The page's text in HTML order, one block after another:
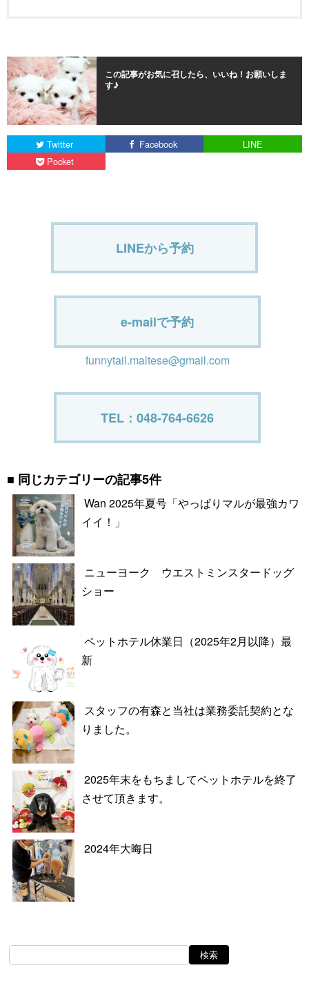
この記事がお気に召したら、いいね！お願いしま
す♪
Twitter Facebook
LINE
Pocket
LINEから予約
e-mailで予約
funnytail.maltese@gmail.com
TEL：048-764-6626
同じカテゴリーの記事5件
Wan 2025年夏号「やっぱりマルが最強カワ
イイ！」
ニューヨーク ウエストミンスタードッグ
ショー
ペットホテル休業日（2025年2月以降）最
新
スタッフの有森と当社は業務委託契約とな
りました。
2025年末をもちましてペットホテルを終了
させて頂きます。
2024年大晦日